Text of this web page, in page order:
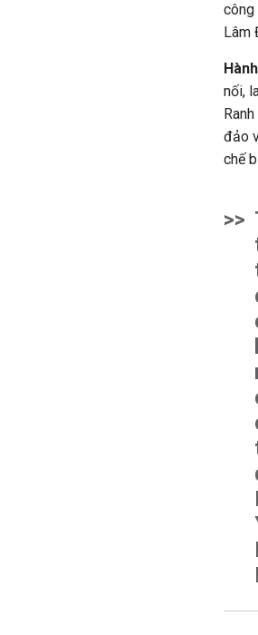
công
Lâm
nối,
đảo
chế
>>